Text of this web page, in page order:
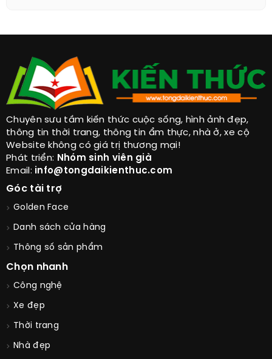
Chuyên sưu tầm kiến thức cuộc sống, hình ảnh đẹp,
thông tin thời trang, thông tin ẩm thực, nhà ở, xe cộ
Website không có giá trị thương mại!
Phát triển: Nhóm sinh viên già
Email: info@tongdaikienthuc.com
Góc tài trợ
Golden Face
Danh sách cửa hàng
Thông số sản phẩm
Chọn nhanh
Công nghệ
Xe đẹp
Thời trang
Nhà đẹp